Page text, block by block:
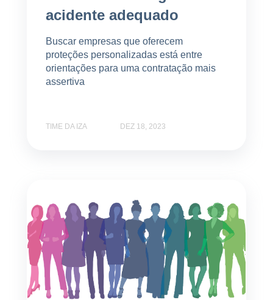
acidente adequado
Buscar empresas que oferecem
proteções personalizadas está entre
orientações para uma contratação mais
assertiva
TIME DA IZA DEZ 18, 2023